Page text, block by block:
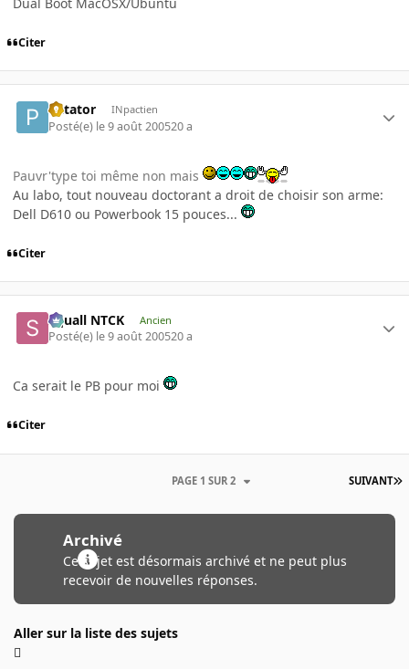
Citer
Patator INpactien
Posté(e) le 9 août 200520 a
Pauvr'type toi même non mais
Au labo, tout nouveau doctorant a droit de choisir son arme:
Dell D610 ou Powerbook 15 pouces...
Citer
Squall NTCK Ancien
Posté(e) le 9 août 200520 a
Ca serait le PB pour moi
Citer
SUIVANT
PAGE 1 SUR 2
Archivé
Ce sujet est désormais archivé et ne peut plus
recevoir de nouvelles réponses.
Aller sur la liste des sujets